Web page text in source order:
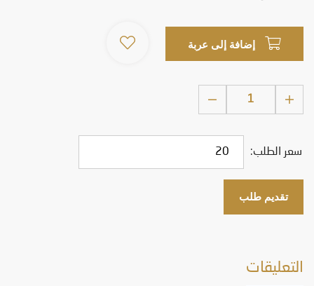
1
سعر الطلب:
تقديم طلب
التعليقات